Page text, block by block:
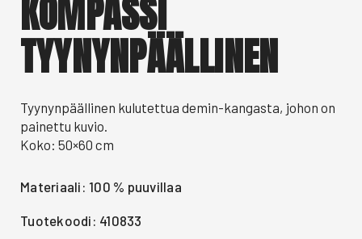
KOMPASSI
TYYNYNPÄÄLLINEN
Tyynynpäällinen kulutettua demin-kangasta, johon on
painettu kuvio.
Koko: 50×60 cm
Materiaali: 100 % puuvillaa
Tuotekoodi: 410833